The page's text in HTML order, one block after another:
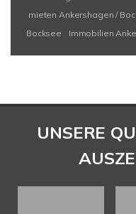
mieten Ankershagen /
Bocksee
Immobilien
UNSERE